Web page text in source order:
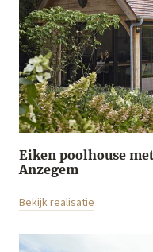
Eiken poolhouse
Anzegem
Bekijk realisatie